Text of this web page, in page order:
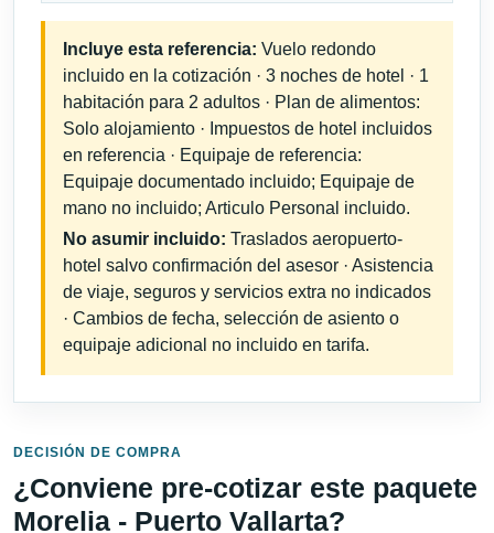
Incluye esta referencia: Vuelo redondo
incluido en la cotización · 3 noches de hotel · 1
habitación para 2 adultos · Plan de alimentos:
Solo alojamiento · Impuestos de hotel incluidos
en referencia · Equipaje de referencia:
Equipaje documentado incluido; Equipaje de
mano no incluido; Articulo Personal incluido.
No asumir incluido: Traslados aeropuerto-
hotel salvo confirmación del asesor · Asistencia
de viaje, seguros y servicios extra no indicados
· Cambios de fecha, selección de asiento o
equipaje adicional no incluido en tarifa.
DECISIÓN DE COMPRA
¿Conviene pre-cotizar este paquete
Morelia - Puerto Vallarta?